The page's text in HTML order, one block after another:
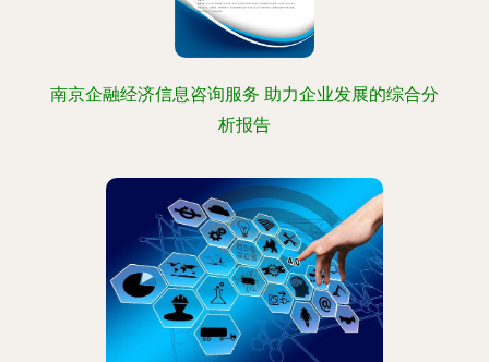
南京企融经济信息咨询服务 助力企业发展的综合分
析报告